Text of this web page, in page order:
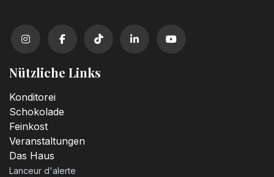
Nützliche Links
Konditorei
Schokolade
Feinkost
Veranstaltungen
Das Haus
Lanceur d'alerte